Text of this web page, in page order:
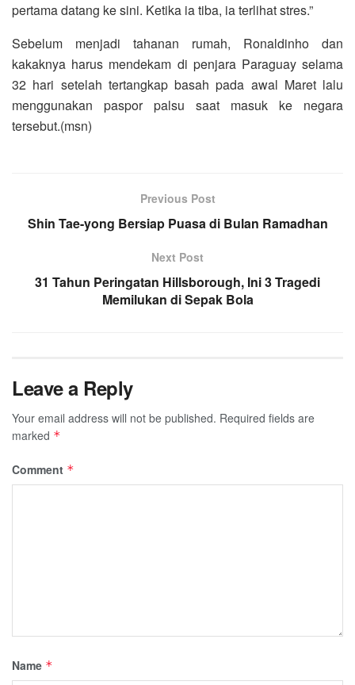
pertama datang ke sini. Ketika ia tiba, ia terlihat stres.”
Sebelum menjadi tahanan rumah, Ronaldinho dan
kakaknya harus mendekam di penjara Paraguay selama
32 hari setelah tertangkap basah pada awal Maret lalu
menggunakan paspor palsu saat masuk ke negara
tersebut.(msn)
Previous Post
Shin Tae-yong Bersiap Puasa di Bulan Ramadhan
Next Post
31 Tahun Peringatan Hillsborough, Ini 3 Tragedi
Memilukan di Sepak Bola
Leave a Reply
Your email address will not be published. Required fields are
marked *
Comment *
Name *